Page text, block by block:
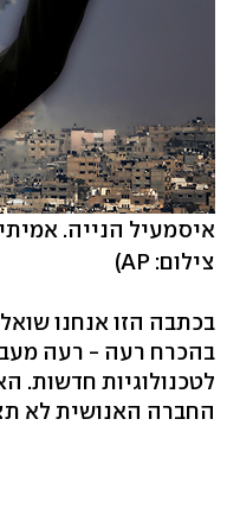
איסמעיל הנייה.
צילום: AP)
בכתבה הזו אנחנו
בהכרח רעה - רעה
לטכנולוגיות חדשות.
החברה האנושית לא